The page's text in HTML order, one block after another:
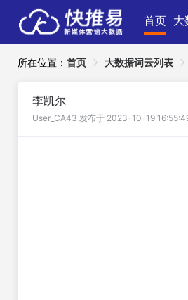
首页 大
所在位置： 首页 大数据词云列表
李凯尔
User_CA43 发布于 2023-10-19